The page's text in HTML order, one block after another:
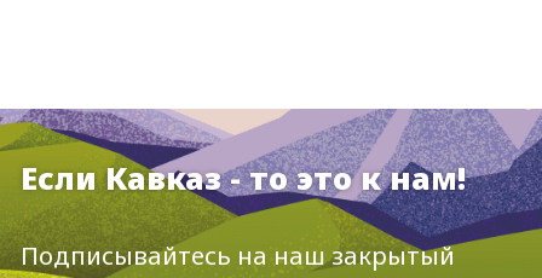
Если Кавказ - то это к нам!
Подписывайтесь на наш закрытый